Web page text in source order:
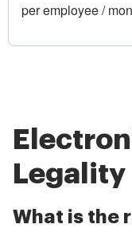
per employee /
Legality
What is the